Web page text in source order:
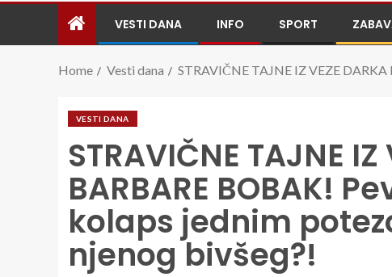
VESTI DANA INFO SPORT
Home Vesti dana STRAVIČNE TAJNE IZ VEZE
VESTI DANA
STRAVIČNE TAJNE
BARBARE BOBAK!
kolaps jednim
njenog bivšeg?!